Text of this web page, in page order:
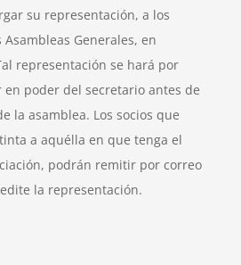
su representación, a los
Generales, en
representación se hará por
poder del secretario antes de
la asamblea. Los socios que
a aquélla en que tenga el
podrán remitir por correo
la representación.